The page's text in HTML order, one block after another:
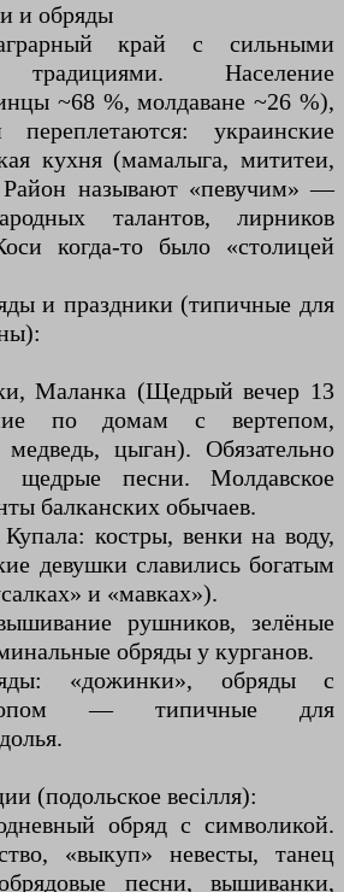
и обряды
край с сильными
традициями. Население
~68 %, молдаване ~26 %),
украинские
кухня (мамалыга, мититеи,
называют «певучим» —
талантов, лирников
когда-то было «столицей
и праздники (типичные для
Маланка (Щедрый вечер 13
по домам с вертепом,
цыган). Обязательно
щедрые песни. Молдавское
балканских обычаев.
костры, венки на воду,
девушки славились богатым
и «мавках»).
рушников, зелёные
обряды у курганов.
«дожинки», обряды с
— типичные для
(подольское весілля):
обряд с символикой.
«выкуп» невесты, танец
песни, вышиванки,